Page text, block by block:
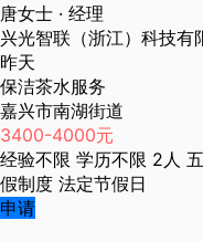
唐女士 · 经理
兴光智联（浙江）科技有
昨天
保洁茶水服务
嘉兴市南湖街道
3400-4000元
经验不限 学历不限 2人
假制度 法定节假日
申请